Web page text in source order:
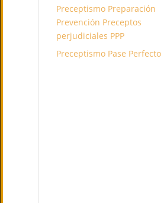
Preceptismo Preparación
Prevención Preceptos
perjudiciales PPP
Preceptismo Pase Perfecto